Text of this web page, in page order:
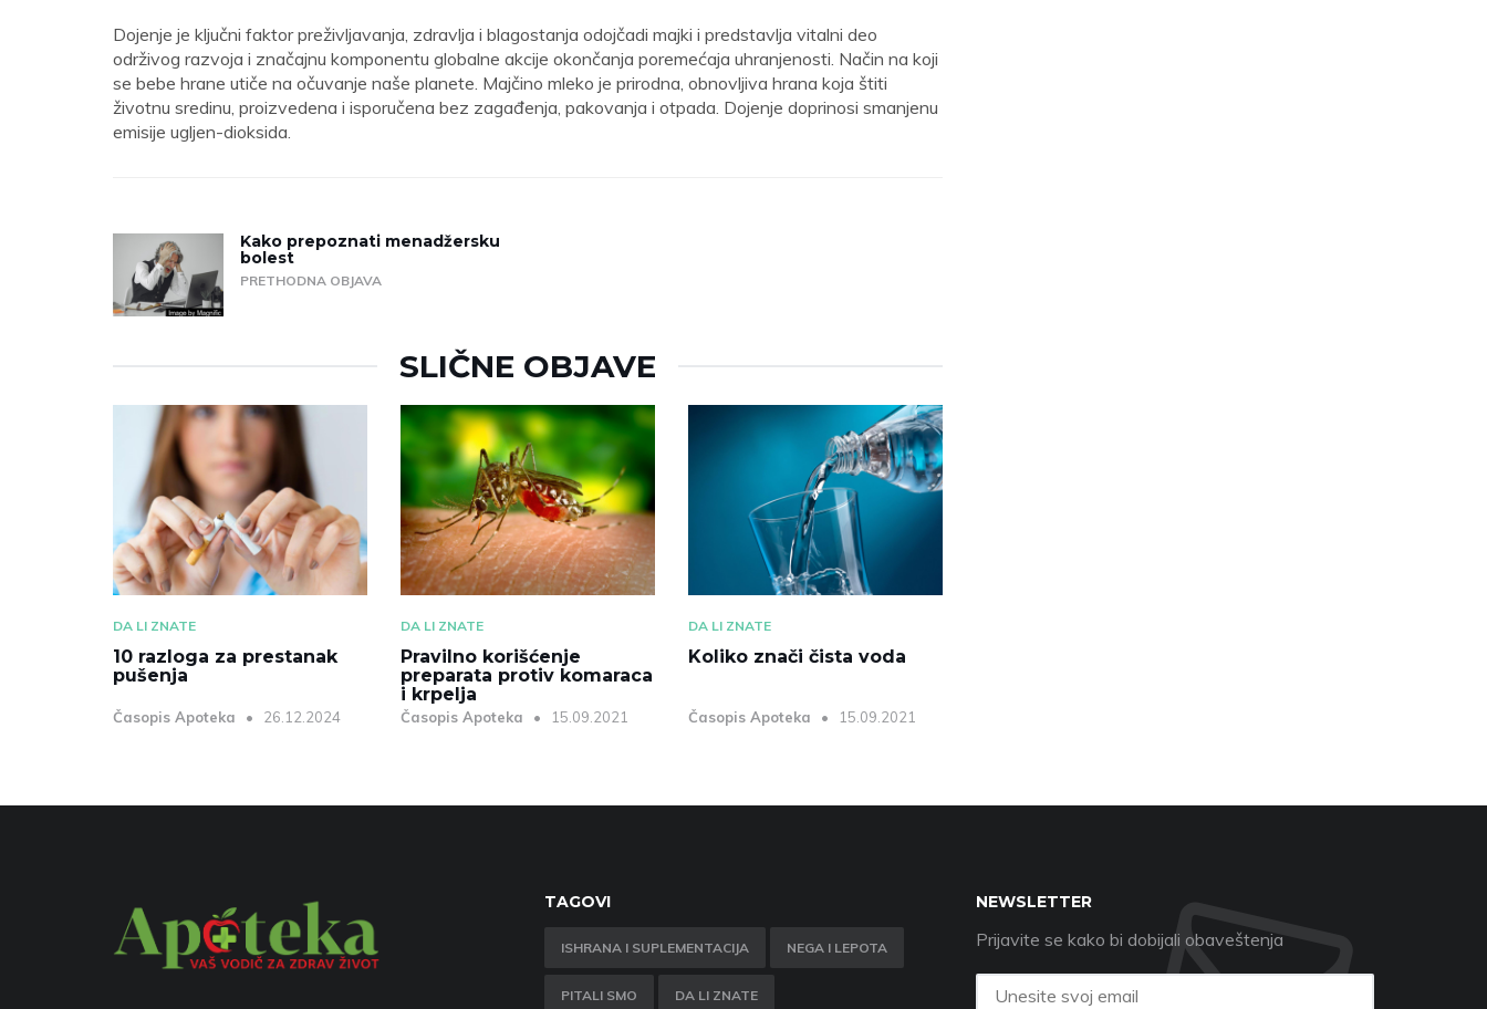
Dojenje je ključni faktor preživljavanja, zdravlja i blagostanja odojčadi majki i predstavlja vitalni deo
održivog razvoja i značajnu komponentu globalne akcije okončanja poremećaja uhranjenosti. Način na koji
se bebe hrane utiče na očuvanje naše planete. Majčino mleko je prirodna, obnovljiva hrana koja štiti
životnu sredinu, proizvedena i isporučena bez zagađenja, pakovanja i otpada. Dojenje doprinosi smanjenu
emisije ugljen-dioksida.
Kako prepoznati menadžersku
bolest
PRETHODNA OBJAVA
SLIČNE OBJAVE
DA LI ZNATE
10 razloga za prestanak
pušenja
Časopis Apoteka 26.12.2024
DA LI ZNATE
Pravilno korišćenje
preparata protiv komaraca
i krpelja
Časopis Apoteka 15.09.2021
DA LI ZNATE
Koliko znači čista voda
Časopis Apoteka 15.09.2021
TAGOVI
ISHRANA I SUPLEMENTACIJA NEGA I LEPOTA
PITALI SMO DA LI ZNATE
NEWSLETTER
Prijavite se kako bi dobijali obaveštenja